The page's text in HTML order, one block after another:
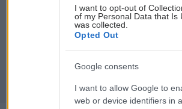
I want to opt-out of
of my Personal Data that Is
was collected.
Opted Out
Google consents
I want to allow Google to
web or device identifiers in